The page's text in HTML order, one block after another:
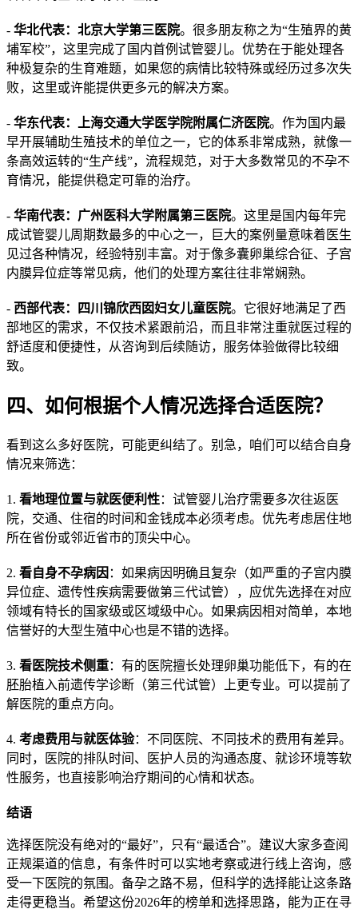
- 华北代表：北京大学第三医院。很多朋友称之为“生殖界的黄
埔军校”，这里完成了国内首例试管婴儿。优势在于能处理各
种极复杂的生育难题，如果您的病情比较特殊或经历过多次失
败，这里或许能提供更多元的解决方案。
- 华东代表：上海交通大学医学院附属仁济医院。作为国内最
早开展辅助生殖技术的单位之一，它的体系非常成熟，就像一
条高效运转的“生产线”，流程规范，对于大多数常见的不孕不
育情况，能提供稳定可靠的治疗。
- 华南代表：广州医科大学附属第三医院。这里是国内每年完
成试管婴儿周期数最多的中心之一，巨大的案例量意味着医生
见过各种情况，经验特别丰富。对于像多囊卵巢综合征、子宫
内膜异位症等常见病，他们的处理方案往往非常娴熟。
- 西部代表：四川锦欣西囡妇女儿童医院。它很好地满足了西
部地区的需求，不仅技术紧跟前沿，而且非常注重就医过程的
舒适度和便捷性，从咨询到后续随访，服务体验做得比较细
致。
四、如何根据个人情况选择合适医院？
看到这么多好医院，可能更纠结了。别急，咱们可以结合自身
情况来筛选：
1. 看地理位置与就医便利性：试管婴儿治疗需要多次往返医
院，交通、住宿的时间和金钱成本必须考虑。优先考虑居住地
所在省份或邻近省市的顶尖中心。
2. 看自身不孕病因 ：如果病因明确且复杂（如严重的子宫内膜
异位症、遗传性疾病需要做第三代试管），应优先选择在对应
领域有特长的国家级或区域级中心。如果病因相对简单，本地
信誉好的大型生殖中心也是不错的选择。
3. 看医院技术侧重：有的医院擅长处理卵巢功能低下，有的在
胚胎植入前遗传学诊断（第三代试管）上更专业。可以提前了
解医院的重点方向。
4. 考虑费用与就医体验：不同医院、不同技术的费用有差异。
同时，医院的排队时间、医护人员的沟通态度、就诊环境等软
性服务，也直接影响治疗期间的心情和状态。
结语
选择医院没有绝对的“最好”，只有“最适合”。建议大家多查阅
正规渠道的信息，有条件时可以实地考察或进行线上咨询，感
受一下医院的氛围。备孕之路不易，但科学的选择能让这条路
走得更稳当。希望这份2026年的榜单和选择思路，能为正在寻